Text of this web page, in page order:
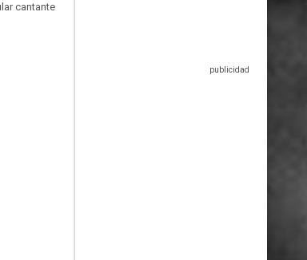
cantante